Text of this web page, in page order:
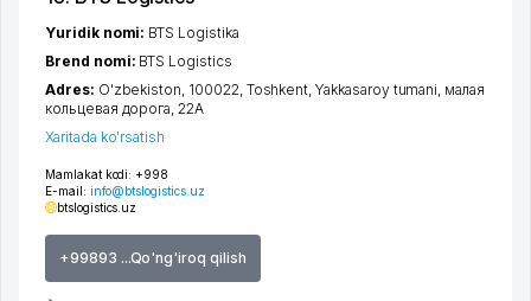
Mamlakat kodi: +998
E-mail: info@btslogistics.uz
btslogistics.uz
+99893 ...Qo'ng'iroq qilish
Yuridik nomi: BTS Logistika
Brend nomi: BTS Logistics
Adres: O'zbekiston, 100022, Toshkent ,Yakkasaroy tumani малая
кольцевая дорога , 22А
Xaritada ko'rsatish